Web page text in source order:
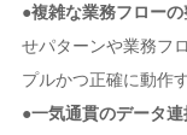
●複雑な業務フローの
せパターンや業務フ
プルかつ正確に動作
●一気通貫のデータ連